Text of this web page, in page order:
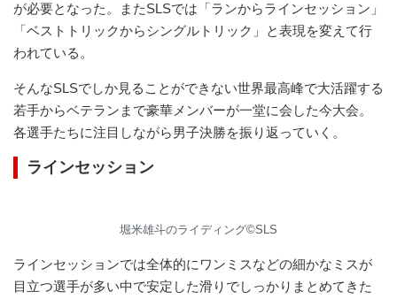
が必要となった。またSLSでは「ランからラインセッション」
「ベストトリックからシングルトリック」と表現を変えて行
われている。
そんなSLSでしか見ることができない世界最高峰で大活躍する
若手からベテランまで豪華メンバーが一堂に会した今大会。
各選手たちに注目しながら男子決勝を振り返っていく。
ラインセッション
堀米雄斗のライディング©︎SLS
ラインセッションでは全体的にワンミスなどの細かなミスが
目立つ選手が多い中で安定した滑りでしっかりまとめてきた